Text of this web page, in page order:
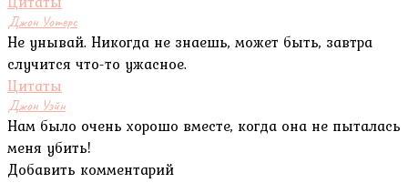
Джон Уотерс
Не унывай. Никогда не знаешь, может быть, завтра
случится что-то ужасное.
Цитаты
Джон Уэйн
Нам было очень хорошо вместе, когда она не пыталась
меня убить!
Добавить комментарий